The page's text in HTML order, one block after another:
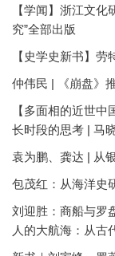
【学闻】浙江文
究”全部出版
【史学史新书】
仲伟民 | 《崩盘》
【多面相的近世
长时段的思考 | 马
袁为鹏、龚达 | 从
包茂红：从海洋史
刘迎胜：商船与
人的大航海：从古